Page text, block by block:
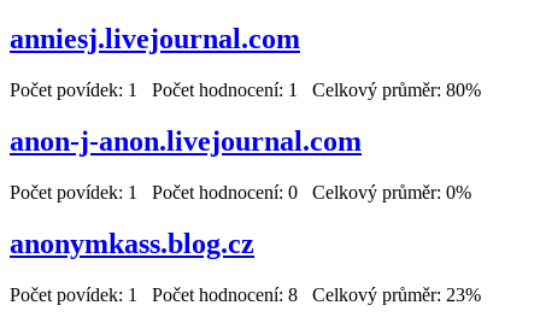
anniesj.livejournal.com
Počet povídek: 1 Počet hodnocení: 1 Celkový průměr: 80%
anon-j-anon.livejournal.com
Počet povídek: 1 Počet hodnocení: 0 Celkový průměr: 0%
anonymkass.blog.cz
Počet povídek: 1 Počet hodnocení: 8 Celkový průměr: 23%